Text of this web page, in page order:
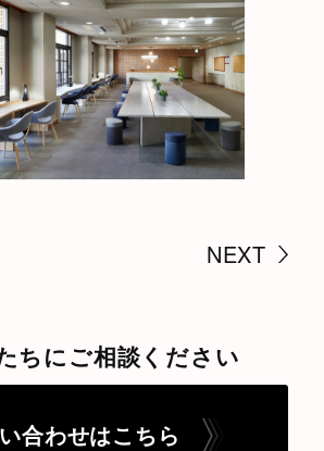
NEXT
ちにご相談ください
合わせはこちら